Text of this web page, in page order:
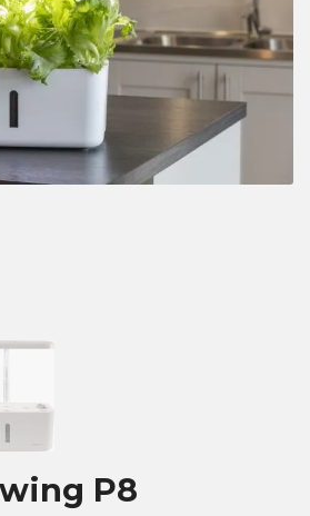
P8